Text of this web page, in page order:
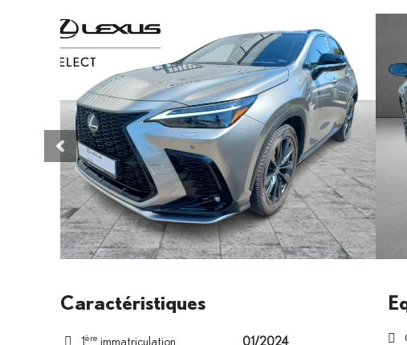
Véhicule précédent
Caractéristiques
1ère immatriculation
01/2024